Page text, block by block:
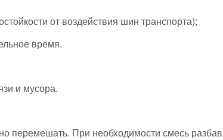
от воздействия шин транспорта);
время.
и мусора.
перемешать. При необходимости смесь